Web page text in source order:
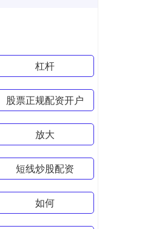
杠杆
股票正规配资开户
放大
短线炒股配资
如何